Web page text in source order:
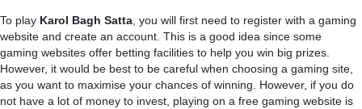
To play Karol Bagh Satta , you will first need to register with a gaming
website and create an account. This is a good idea since some
gaming websites offer betting facilities to help you win big prizes.
However, it would be best to be careful when choosing a gaming site,
as you want to maximise your chances of winning. However, if you do
not have a lot of money to invest, playing on a free gaming website is